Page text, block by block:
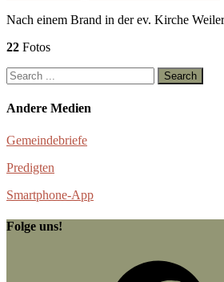
Nach einem Brand in der ev. Kirche
22 Fotos
Andere Medien
Gemeindebriefe
Predigten
Smartphone-App
Folge uns!